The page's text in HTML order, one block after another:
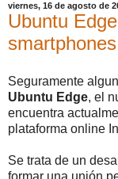
viernes, 16 de agosto de
Ubuntu
smartphones
Seguramente
Ubuntu Edge, el
encuentra
plataforma online
Se trata de un
formar una unión